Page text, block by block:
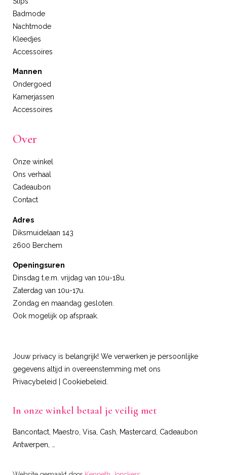
Badmode
Nachtmode
Kleedjes
Accessoires
Mannen
Ondergoed
Kamerjassen
Accessoires
Over
Onze winkel
Ons verhaal
Cadeaubon
Contact
Adres
Diksmuidelaan 143
2600 Berchem
Openingsuren
Dinsdag t.e.m. vrijdag van 10u-18u.
Zaterdag van 10u-17u.
Zondag en maandag gesloten.
Ook mogelijk op afspraak.
Jouw privacy is belangrijk! We verwerken je persoonlijke
gegevens altijd in overeenstemming met ons
Privacybeleid | Cookiebeleid
In onze winkel betaal je veilig met
Bancontact, Maestro, Visa, Cash, Mastercard, Cadeaubon
Antwerpen, …